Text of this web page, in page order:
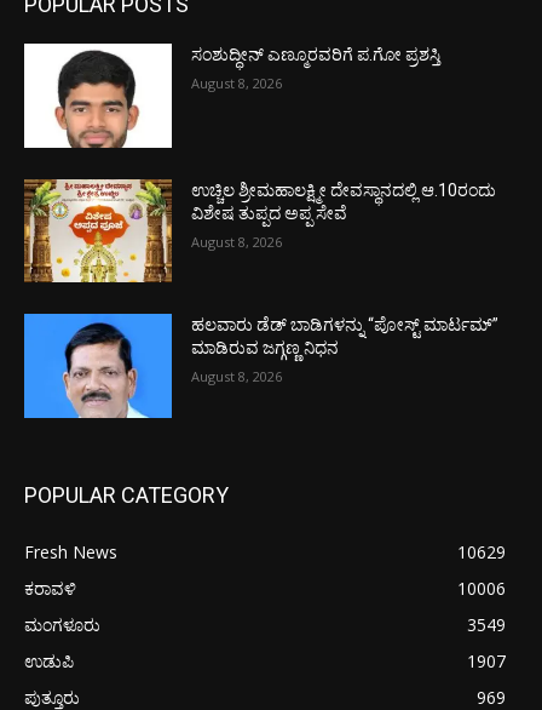
ಸಂಶುದ್ಧೀನ್ ಎಣ್ಮೂರವರಿಗೆ ಪ.ಗೋ ಪ್ರಶಸ್ತಿ
August 8, 2026
ಉಚ್ಚಿಲ ಶ್ರೀಮಹಾಲಕ್ಷ್ಮೀ ದೇವಸ್ಥಾನದಲ್ಲಿ ಆ.10ರಂದು
ವಿಶೇಷ ತುಪ್ಪದ ಅಪ್ಪ ಸೇವೆ
August 8, 2026
ಹಲವಾರು ಡೆಡ್ ಬಾಡಿಗಳನ್ನು “ಪೋಸ್ಟ್ ಮಾರ್ಟಮ್”
ಮಾಡಿರುವ ಜಗ್ಗಣ್ಣ ನಿಧನ
August 8, 2026
POPULAR CATEGORY
Fresh News
10629
ಕರಾವಳಿ
10006
ಮಂಗಳೂರು
3549
ಉಡುಪಿ
1907
ಪುತ್ತೂರು
969